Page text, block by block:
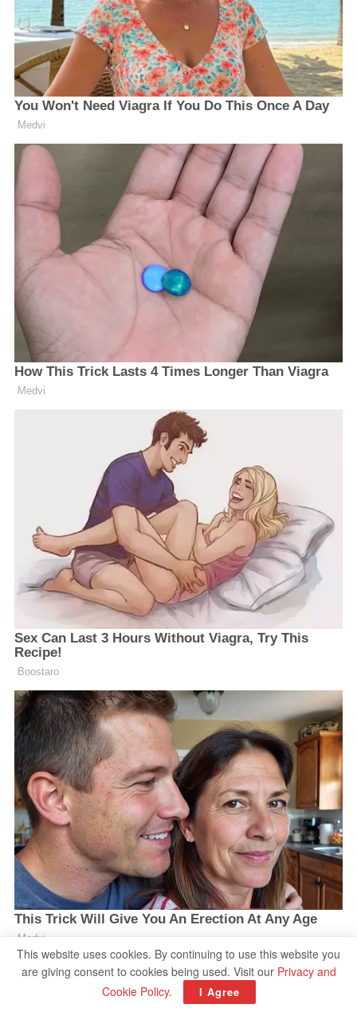
This website uses cookies. By continuing to use this website you
are giving consent to cookies being used. Visit our Privacy and
Cookie Policy. I Agree